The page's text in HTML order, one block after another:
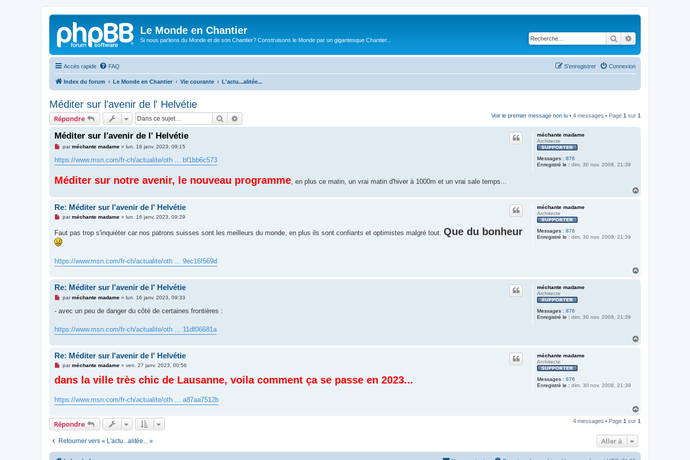
Le Monde en Chantier
Si nous parlions du Monde et de son Chantier? Construisons le Monde par un gigantesque Chantier... Rechercher
Accès rapide FAQ Connexion
S’enregistrer
Index du forum Le Monde en Chantier Vie courante L'actu...alitée...
Méditer sur l'avenir de l' Helvétie
Répondre Rechercher Voir le premier message non lu • 4 messages • Page 1 sur 1
méchante madame
Architecte
Messages : 876
Enregistré le : dim. 30 nov. 2008, 21:39
Méditer sur l'avenir de l' Helvétie
M
s
s
g
e
l
parméchante madame» lun. 16 janv. 2023, 09:15
https://www.msn.com/fr-ch/actualite/oth ... bf1bb6c573
Méditer sur notre avenir, le nouveau programme , en plus ce matin, un vrai matin d'hiver à 1000m et un vrai sale temps...
méchante madame
Architecte
Messages : 876
Enregistré le : dim. 30 nov. 2008, 21:39
Re: Méditer sur l'avenir de l' Helvétie
M
s
a
g
n
o
parméchante madame» lun. 16 janv. 2023, 09:29
Faut pas trop s'inquiéter car nos patrons suisses sont les meilleurs du monde, en plus ils sont confiants et optimistes malgré tout. Que du bonheur
https://www.msn.com/fr-ch/actualite/oth ... 9ec16f569d
méchante madame
Architecte
Messages : 876
Enregistré le : dim. 30 nov. 2008, 21:39
Re: Méditer sur l'avenir de l' Helvétie
M
s
g
e
o
l
u
parméchante madame» lun. 16 janv. 2023, 09:33
- avec un peu de danger du côté de certaines frontières :
https://www.msn.com/fr-ch/actualite/oth ... 11df06681a
méchante madame
Architecte
Messages : 876
Enregistré le : dim. 30 nov. 2008, 21:39
Re: Méditer sur l'avenir de l' Helvétie
M
s
s
e
n
l
parméchante madame» ven. 27 janv. 2023, 00:56
dans la ville très chic de Lausanne, voila comment ça se passe en 2023...
https://www.msn.com/fr-ch/actualite/oth ... a87aa7512b
u
Répondre 4 messages • Page 1 sur 1
Retourner vers « L'actu...alitée... » Aller à